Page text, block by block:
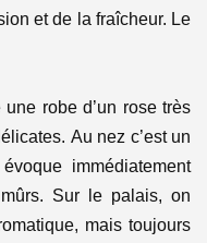
et de la fraîcheur. Le
robe d’un rose très
Au nez c’est un
immédiatement
Sur le palais, on
mais toujours